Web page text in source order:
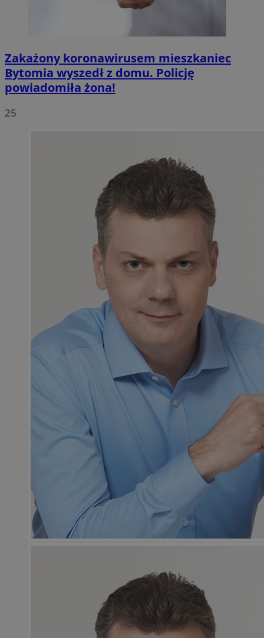
Zakażony koronawirusem mieszkaniec
Bytomia wyszedł z domu. Policję
powiadomiła żona!
25